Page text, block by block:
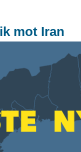
mot Iran